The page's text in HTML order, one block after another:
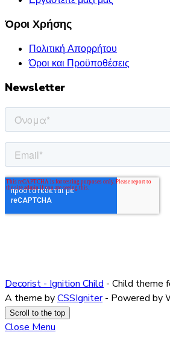
Όροι Χρήσης
Πολιτική Απορρήτου
Όροι και Προϋποθέσεις
Newsletter
Decorist - Ignition Child - Child theme
A theme byCSSIgniter- Powered by
Scroll to the top
Close Menu